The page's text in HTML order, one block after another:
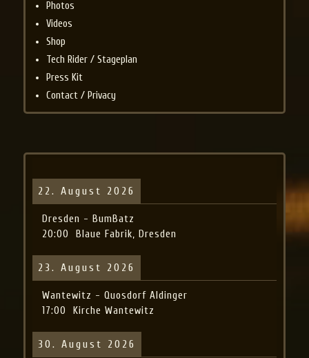
Photos
Videos
Shop
Tech Rider / Stageplan
Press Kit
Contact / Privacy
22. August 2026
Dresden - BumBatz
20:00
Blaue Fabrik, Dresden
23. August 2026
Wantewitz - Quosdorf Aldinger
17:00
Kirche Wantewitz
30. August 2026